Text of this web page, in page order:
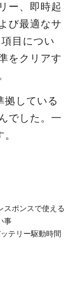
ー、即時起
び最適なサ
目につい
をクリアす
拠している
でした。一
スポンスで使える
事
テリー駆動時間